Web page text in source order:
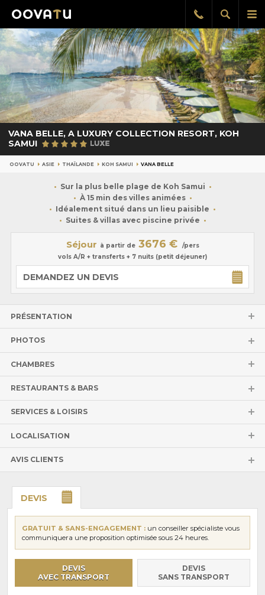
le
Afficher
la
Rappel
gratuit
VANA BELLE, A LUXURY COLLECTION RESORT, KOH
SAMUI
OOVATU ASIE THAÏLANDE KOH SAMUI VANA BELLE
Sur la plus belle plage de Koh Samui
À 15 min des villes animées
Idéalement situé dans un lieu paisible
Suites & villas avec piscine privée
Séjour à partir de 3676 €
/pers
vols A/R + transferts + 7 nuits (petit déjeuner)
DEMANDEZ UN DEVIS
PRÉSENTATION
PHOTOS
CHAMBRES
RESTAURANTS & BARS
SERVICES & LOISIRS
LOCALISATION
AVIS CLIENTS
DEVIS
GRATUIT & SANS-ENGAGEMENT : un conseiller spécialiste vous
communiquera une proposition optimisée sous 24 heures.
DEVIS
AVEC TRANSPORT
DEVIS
SANS TRANSPORT